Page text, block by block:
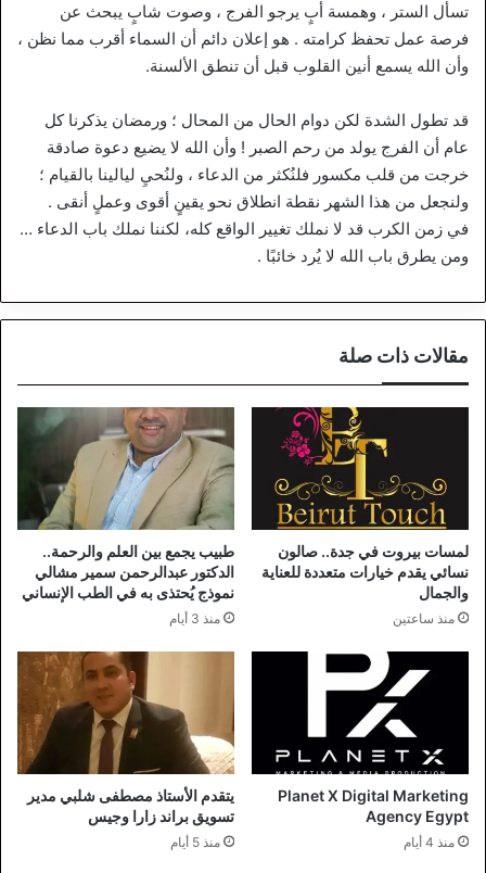
تسأل الستر ، وهمسة أبٍ يرجو الفرج ، وصوت شابٍ يبحث عن
فرصة عمل تحفظ كرامته . هو إعلان دائم أن السماء أقرب مما نظن ،
وأن الله يسمع أنين القلوب قبل أن تنطق الألسنة.
قد تطول الشدة لكن دوام الحال من المحال ؛ ورمضان يذكرنا كل
عام أن الفرج يولد من رحم الصبر ! وأن الله لا يضيع دعوة صادقة
خرجت من قلب مكسور فلنُكثر من الدعاء ، ولنُحيِ ليالينا بالقيام ؛
ولنجعل من هذا الشهر نقطة انطلاق نحو يقينٍ أقوى وعملٍ أنقى .
في زمن الكرب قد لا نملك تغيير الواقع كله، لكننا نملك باب الدعاء …
ومن يطرق باب الله لا يُرد خائبًا .
مقالات ذات صلة
لمسات بيروت في جدة.. صالون
نسائي يقدم خيارات متعددة للعناية
والجمال
منذ ساعتين
طبيب يجمع بين العلم والرحمة..
الدكتور عبدالرحمن سمير مشالي
نموذج يُحتذى به في الطب الإنساني
منذ 3 أيام
Planet X Digital Marketing
Agency Egypt
منذ 4 أيام
يتقدم الأستاذ مصطفى شلبي مدير
تسويق براند زارا وجيس
منذ 5 أيام